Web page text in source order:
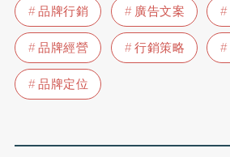
品牌行銷 廣告文案
品牌經營
行銷策略
品牌定位